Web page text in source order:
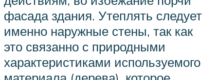
фасада здания. Утеплять следует
именно наружные стены, так как
это связанно с природными
характеристиками используемого